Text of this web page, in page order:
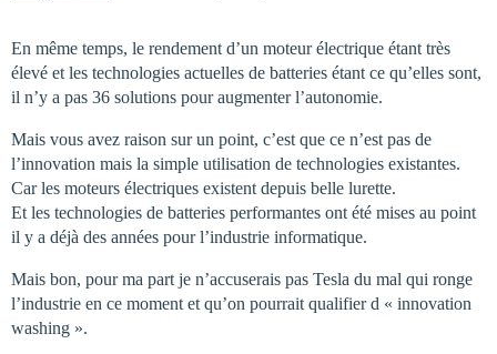
En même temps, le rendement d’un moteur électrique étant très
élevé et les technologies actuelles de batteries étant ce qu’elles sont,
il n’y a pas 36 solutions pour augmenter l’autonomie.
Mais vous avez raison sur un point, c’est que ce n’est pas de
l’innovation mais la simple utilisation de technologies existantes.
Car les moteurs électriques existent depuis belle lurette.
Et les technologies de batteries performantes ont été mises au point
il y a déjà des années pour l’industrie informatique.
Mais bon, pour ma part je n’accuserais pas Tesla du mal qui ronge
l’industrie en ce moment et qu’on pourrait qualifier d « innovation
washing ».